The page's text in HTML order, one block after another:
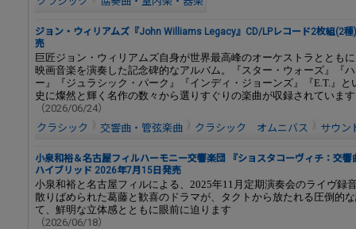
ジョン・ウィリアムズ『John Williams Legacy』CD/LPレコード2枚組(2
売
巨匠ジョン・ウィリアムズ自身が世界最高峰のオーケストラととも
映画音楽を演奏した記念碑的なアルバム。『スター・ウォーズ』『
ー』『ジュラシック・パーク』『インディ・ジョーンズ』『E.T.』と
史に燦然と輝く名作の数々から選りすぐりの楽曲が収録されています
（2026/06/24）
クラシック
交響曲・管弦楽曲 クラシック オムニバス サウン
小泉和裕＆名古屋フィルハーモニー交響楽団 『ショスタコーヴィチ：交響
ハイブリッド 2026年7月15日発売
小泉和裕と名古屋フィルによる、2025年11月定期演奏会のライヴ録
散りばめられた葛藤と歓喜のドラマが、タクトから放たれる圧倒的
て、鮮明な立体感とともに眼前に迫ります
（2026/06/18）